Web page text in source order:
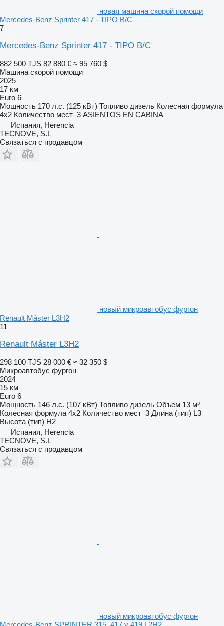
новая машина скорой помощи
Mercedes-Benz Sprinter 417 - TIPO B/C
7
Mercedes-Benz Sprinter 417 - TIPO B/C
882 500 TJS 82 880 € ≈ 95 760 $
Машина скорой помощи
2025
17 км
Euro 6
Мощность 170 л.с. (125 кВт) Топливо дизель Колесная формула
4x2 Количество мест 3 ASIENTOS EN CABINA
Испания, Herencia
TECNOVE, S.L
Связаться с продавцом
новый микроавтобус фургон
Renault Máster L3H2
11
Renault Máster L3H2
298 100 TJS 28 000 € ≈ 32 350 $
Микроавтобус фургон
2024
15 км
Euro 6
Мощность 146 л.с. (107 кВт) Топливо дизель Объем 13 м³
Колесная формула 4x2 Количество мест 3 Длина (тип) L3
Высота (тип) H2
Испания, Herencia
TECNOVE, S.L
Связаться с продавцом
новый микроавтобус фургон